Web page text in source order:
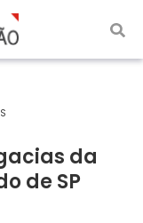
da
de SP